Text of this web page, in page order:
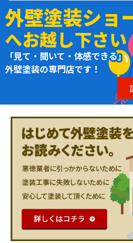
外壁塗装ショ
へお越し下さい
「見て・聞いて・体感できる」
外壁塗装の専門店です！